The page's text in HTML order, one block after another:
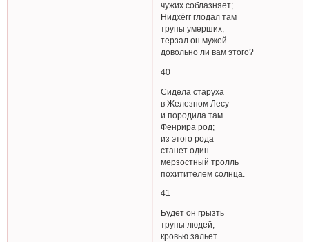
чужих соблазняет;
Нидхёгг глодал там
трупы умерших,
терзал он мужей -
довольно ли вам этого?
40
Сидела старуха
в Железном Лесу
и породила там
Фенрира род;
из этого рода
станет один
мерзостный тролль
похитителем солнца.
41
Будет он грызть
трупы людей,
кровью зальет